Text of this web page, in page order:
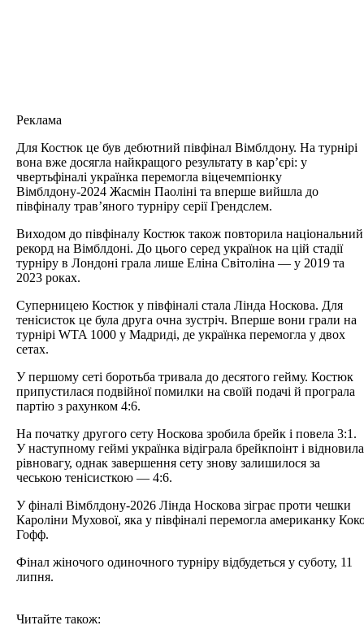
Реклама
Для Костюк це був дебютний півфінал Вімблдону. На турнірі
вона вже досягла найкращого результату в кар’єрі: у
чвертьфіналі українка перемогла віцечемпіонку
Вімблдону-2024 Жасмін Паоліні та вперше вийшла до
півфіналу трав’яного турніру серії Грендслем.
Виходом до півфіналу Костюк також повторила національний
рекорд на Вімблдоні. До цього серед українок на цій стадії
турніру в Лондоні грала лише Еліна Світоліна — у 2019 та
2023 роках.
Суперницею Костюк у півфіналі стала Лінда Носкова. Для
тенісисток це була друга очна зустріч. Вперше вони грали на
турнірі WTA 1000 у Мадриді, де українка перемогла у двох
сетах.
У першому сеті боротьба тривала до десятого гейму. Костюк
припустилася подвійної помилки на своїй подачі й програла
партію з рахунком 4:6.
На початку другого сету Носкова зробила брейк і повела 3:1.
У наступному геймі українка відіграла брейкпоінт і відновила
рівновагу, однак завершення сету знову залишилося за
чеською тенісисткою — 4:6.
У фіналі Вімблдону-2026 Лінда Носкова зіграє проти чешки
Кароліни Мухової, яка у півфіналі перемогла американку
Гофф.
Фінал жіночого одиночного турніру відбудеться у суботу, 11
липня.
Читайте також: